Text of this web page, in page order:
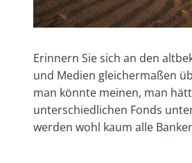
Erinnern Sie sich an den
und Medien gleichermaßen
man könnte meinen, man
unterschiedlichen Fonds
werden wohl kaum alle